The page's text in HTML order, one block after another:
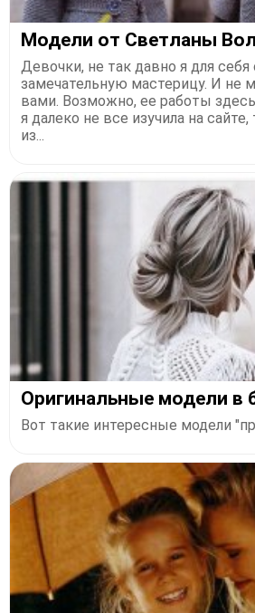
Модели от Светланы
Девочки, не так давно я для себя
замечательную мастерицу. И не
вами. Возможно, ее работы
я далеко не все изучила на сайте,
из...
Оригинальные модели в
Вот такие интересные модели